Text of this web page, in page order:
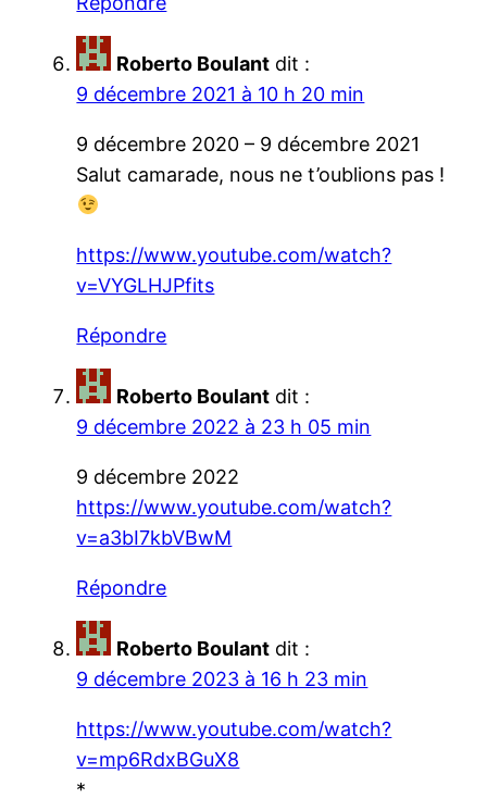
Roberto Boulant dit :
9 décembre 2021 à 10 h 20 min
9 décembre 2020 – 9 décembre 2021
Salut camarade, nous ne t’oublions pas !
https://www.youtube.com/watch?
v=VYGLHJPfits
Répondre
Roberto Boulant dit :
9 décembre 2022 à 23 h 05 min
9 décembre 2022
https://www.youtube.com/watch?
v=a3bI7kbVBwM
Répondre
Roberto Boulant dit :
9 décembre 2023 à 16 h 23 min
https://www.youtube.com/watch?
v=mp6RdxBGuX8
*